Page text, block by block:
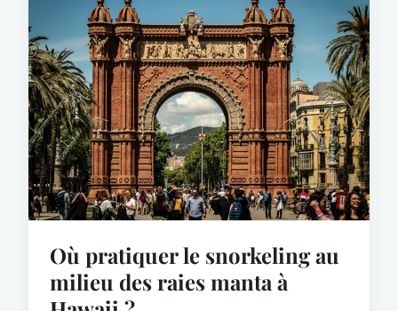
Où pratiquer le snorkeling au
milieu des raies manta à